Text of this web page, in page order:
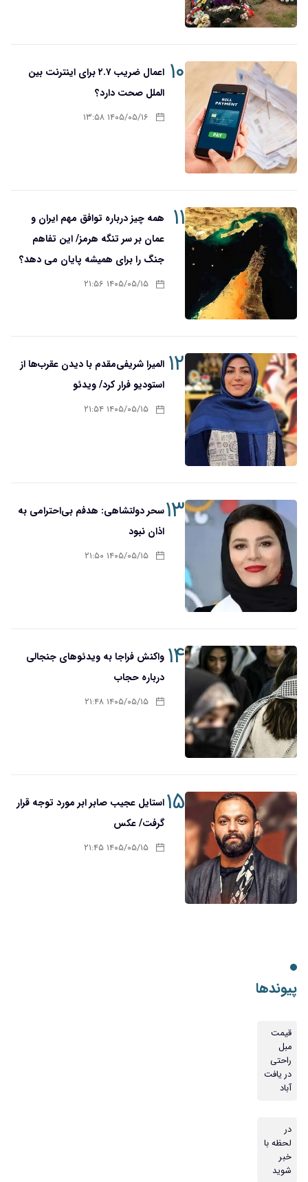
۱۰
اعمال ضریب ۲.۷ برای اینترنت بین
الملل صحت دارد؟
۱۴۰۵/۰۵/۱۶ ۱۳:۵۸
۱۱ همه چیز درباره توافق مهم ایران و
عمان بر سر تنگه هرمز/ این تفاهم
جنگ را برای همیشه پایان می دهد؟
۱۴۰۵/۰۵/۱۵ ۲۱:۵۶
۱۲المیرا شریفی‌مقدم با دیدن عقرب‌ها از
استودیو فرار کرد/ ویدئو
۱۴۰۵/۰۵/۱۵ ۲۱:۵۴
۱۳سحر دولتشاهی: هدفم بی‌احترامی به
اذان نبود
۱۴۰۵/۰۵/۱۵ ۲۱:۵۰
۱۴واکنش فراجا به ویدئوهای جنجالی
درباره حجاب
۱۴۰۵/۰۵/۱۵ ۲۱:۴۸
۱۵ استایل عجیب صابر ابر مورد توجه قرار
گرفت/ عکس
۱۴۰۵/۰۵/۱۵ ۲۱:۴۵